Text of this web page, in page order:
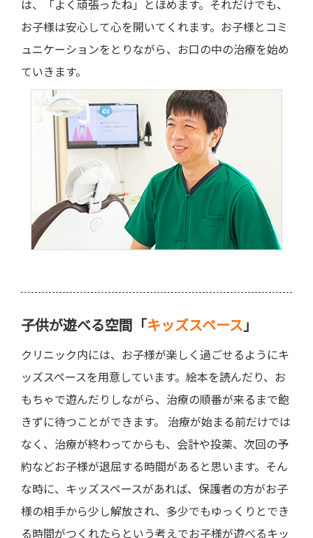
は、「よく頑張ったね」とほめます。それだけでも、
お子様は安心して心を開いてくれます。お子様とコミ
ュニケーションをとりながら、お口の中の治療を始め
ていきます。
子供が遊べる空間「キッズスペース 」
クリニック内には、お子様が楽しく過ごせるようにキ
ッズスペースを用意しています。絵本を読んだり、お
もちゃで遊んだりしながら、治療の順番が来るまで飽
きずに待つことができます。 治療が始まる前だけでは
なく、治療が終わってからも、会計や投薬、次回の予
約などお子様が退屈する時間があると思います。そん
な時に、キッズスペースがあれば、保護者の方がお子
様の相手から少し解放され、多少でもゆっくりとでき
る時間がつくれたらという考えでお子様が遊べるキッ